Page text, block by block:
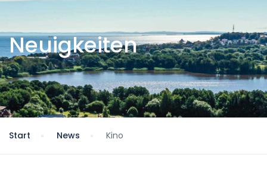
Neuigkeiten
Start News Kino